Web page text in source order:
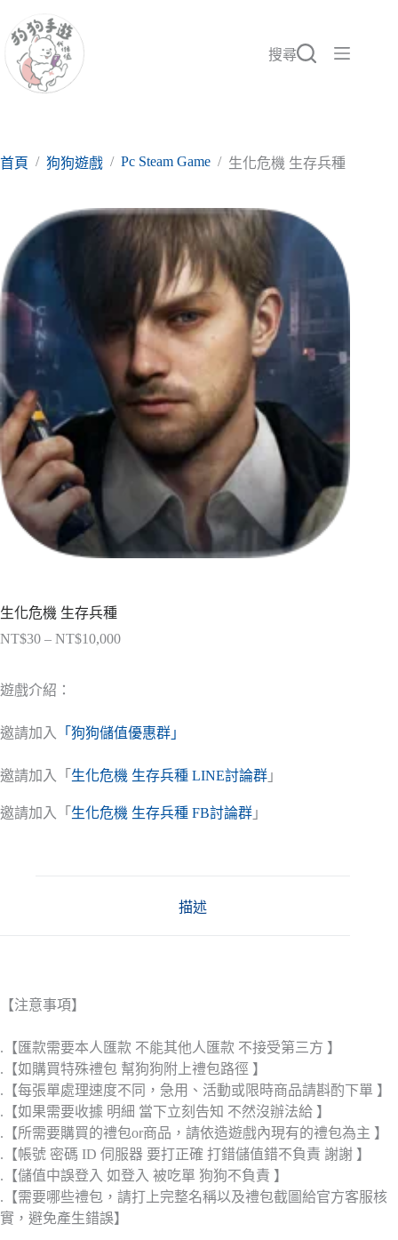
至
要
搜尋
首頁 / 狗狗遊戲 / Pc Steam Game / 生化危機 生存兵種
生化危機 生存兵種
NT$30 – NT$10,000價
NT$30
到
遊戲介紹：
邀請加入 「狗狗儲值優惠群」
邀請加入「 生化危機 生存兵種 LINE討論群 」
邀請加入「 生化危機 生存兵種 FB討論群 」
描述
【注意事項】
.【匯款需要本人匯款 不能其他人匯款 不接受第三方 】
.【如購買特殊禮包 幫狗狗附上禮包路徑 】
.【每張單處理速度不同，急用、活動或限時商品請斟酌下單 】
.【如果需要收據 明細 當下立刻告知 不然沒辦法給 】
.【所需要購買的禮包or商品，請依造遊戲內現有的禮包為主 】
.【帳號 密碼 ID 伺服器 要打正確 打錯儲值錯不負責 謝謝 】
.【儲值中誤登入 如登入 被吃單 狗狗不負責 】
.【需要哪些禮包，請打上完整名稱以及禮包截圖給官方客服核
實，避免產生錯誤】